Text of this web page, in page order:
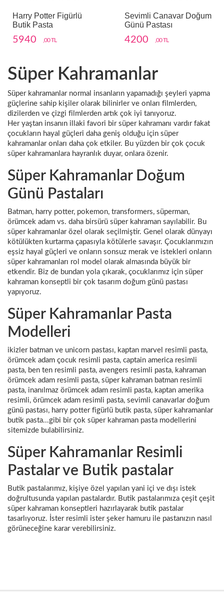
Harry Potter Figürlü
Butik Pasta
5940 ,00 TL
Sevimli Canavar Doğum
Günü Pastası
4200 ,00 TL
Süper Kahramanlar
Süper kahramanlar normal insanların yapamadığı şeyleri yapma
güçlerine sahip kişiler olarak bilinirler ve onları filmlerden,
dizilerden ve çizgi filmlerden artık çok iyi tanıyoruz.
Her yaştan insanın illaki favori bir süper kahramanı vardır fakat
çocukların hayal güçleri daha geniş olduğu için süper
kahramanlar onları daha çok etkiler. Bu yüzden bir çok çocuk
süper kahramanlara hayranlık duyar, onlara özenir.
Süper Kahramanlar Doğum
Günü Pastaları
Batman, harry potter, pokemon, transformers, süperman,
örümcek adam vs. daha birsürü süper kahraman sayılabilir. Bu
süper kahramanlar özel olarak seçilmiştir. Genel olarak dünyayı
kötülükten kurtarma çapasıyla kötülerle savaşır. Çocuklarımızın
eşsiz hayal güçleri ve onların sonsuz merak ve istekleri onların
süper kahramanları rol model olarak almasında büyük bir
etkendir. Biz de bundan yola çıkarak, çocuklarımız için süper
kahraman konseptli bir çok tasarım doğum günü pastası
yapıyoruz.
Süper Kahramanlar Pasta
Modelleri
ikizler batman ve unicorn pastası, kaptan marvel resimli pasta,
örümcek adam çocuk resimli pasta, captain america resimli
pasta, ben ten resimli pasta, avengers resimli pasta, kahraman
örümcek adam resimli pasta, süper kahraman batman resimli
pasta, inanılmaz örümcek adam resimli pasta, kaptan amerika
resimli, örümcek adam resimli pasta, sevimli canavarlar doğum
günü pastası, harry potter figürlü butik pasta, süper kahramanlar
butik pasta...gibi bir çok süper kahraman pasta modellerini
sitemizde bulabilirsiniz.
Süper Kahramanlar Resimli
Pastalar ve Butik pastalar
Butik pastalarımız, kişiye özel yapılan yani içi ve dışı istek
doğrultusunda yapılan pastalardır. Butik pastalarımıza çeşit çeşit
süper kahraman konseptleri hazırlayarak butik pastalar
tasarlıyoruz. İster resimli ister şeker hamuru ile pastanızın nasıl
görüneceğine karar verebilirsiniz.